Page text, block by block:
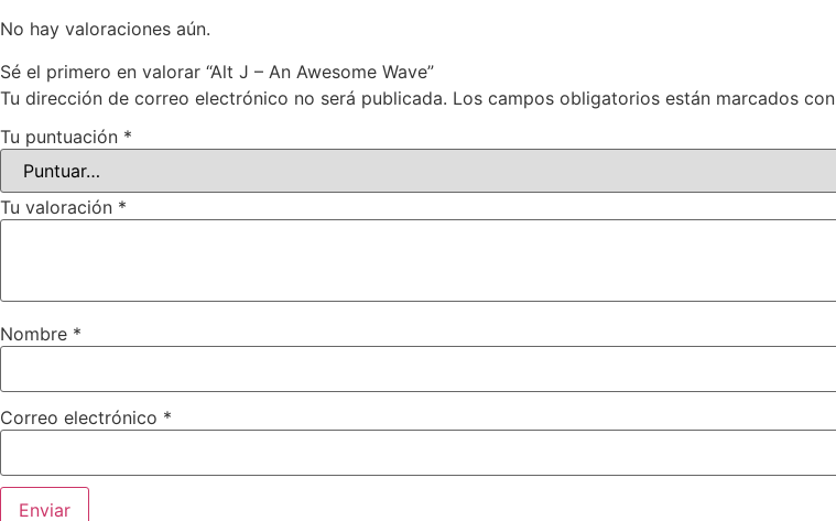
No hay valoraciones aún.
Sé el primero en valorar “Alt J – An Awesome Wave”
Tu dirección de correo electrónico no será publicada. Los campos obligatorios están marcados con
Tu puntuación *
Tu valoración *
Nombre *
Correo electrónico *